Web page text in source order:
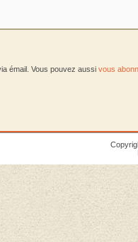
émail. Vous pouvez aussi vous